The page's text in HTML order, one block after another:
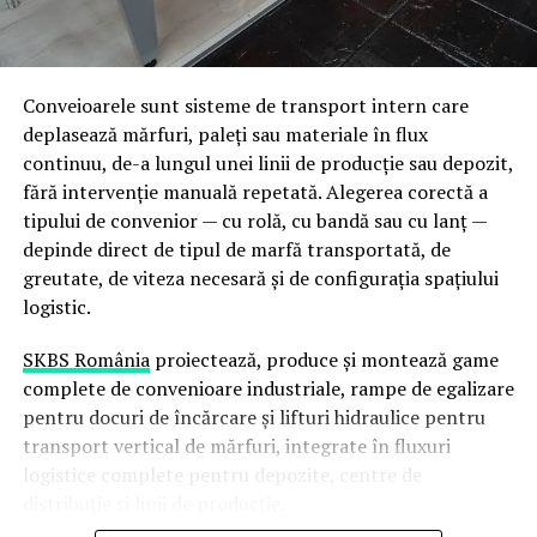
de sudori calificați pentru grosimi și materiale variate,
precum și instalații de tratament termic capabile să
De ce contează integrarea
capacităților pe un singur
amplasament
Continuitate a fluxului de producție— piesa nu
părăsește amplasamentul între etape, ceea ce
Control al calității end-to-end — aceeași echipă
tehnică urmărește piesa de la materia primă la
produsul finit
Conveioarele sunt sisteme de transport intern care
deplasează mărfuri, paleți sau materiale în flux
continuu, de-a lungul unei linii de producție sau depozit,
fără intervenție manuală repetată. Alegerea corectă a
tipului de convenior — cu rolă, cu bandă sau cu lanț —
depinde direct de tipul de marfă transportată, de
greutate, de viteza necesară și de configurația spațiului
logistic.
SKBS Româniaproiectează, produce și montează game
complete de convenioare industriale, rampe de egalizare
pentru docuri de încărcare și lifturi hidraulice pentru
transport vertical de mărfuri, integrate în fluxuri
logistice complete pentru depozite, centre de